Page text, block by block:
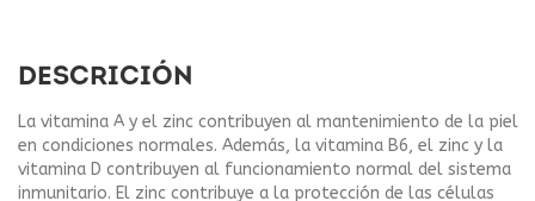
DESCRICIÓN
La vitamina A y el zinc contribuyen al mantenimiento de la piel
en condiciones normales. Además, la vitamina B6, el zinc y la
vitamina D contribuyen al funcionamiento normal del sistema
inmunitario. El zinc contribuye a la protección de las células